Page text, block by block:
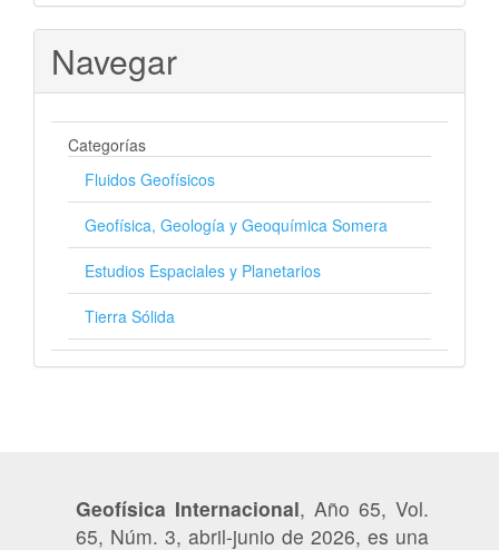
Navegar
Categorías
Fluidos Geofísicos
Geofísica, Geología y Geoquímica Somera
Estudios Espaciales y Planetarios
Tierra Sólida
Geofísica Internacional, Año 65, Vol.
65, Núm. 3, abril-junio de 2026, es una